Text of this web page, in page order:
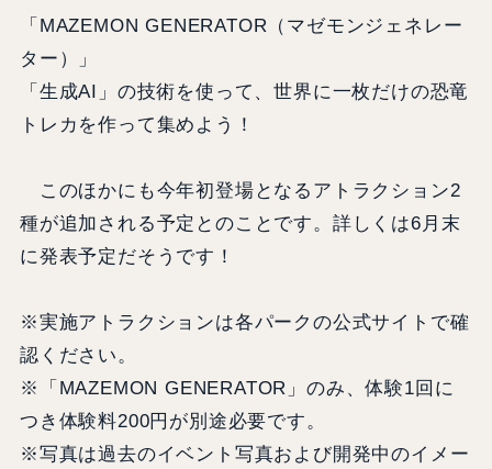
「MAZEMON GENERATOR（マゼモンジェネレー
ター）」
「生成AI」の技術を使って、世界に一枚だけの恐竜
トレカを作って集めよう！
このほかにも今年初登場となるアトラクション2
種が追加される予定とのことです。詳しくは6月末
に発表予定だそうです！
※実施アトラクションは各パークの公式サイトで確
認ください。
※「MAZEMON GENERATOR」のみ、体験1回に
つき体験料200円が別途必要です。
※写真は過去のイベント写真および開発中のイメー